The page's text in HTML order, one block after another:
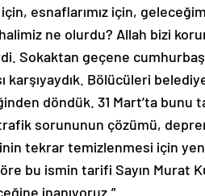
esnaflarımız için,
ne olurdu? Allah bizi
Sokaktan geçene
Bölücüleri
döndük. 31 Mart’ta bunu
sorununun çözümü,
tekrar temizlenmesi için
bu ismin tarifi Sayın Murat
inanıyoruz.”